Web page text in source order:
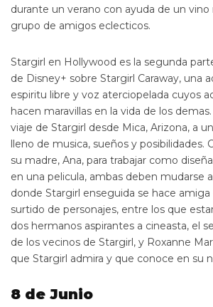
durante un verano con ayuda de un vino
grupo de amigos eclecticos.
Stargirl en Hollywood es la segunda
de Disney+ sobre Stargirl Caraway, una
espiritu libre y voz aterciopelada cuyos
hacen maravillas en la vida de los
viaje de Stargirl desde Mica, Arizona, a
lleno de musica, sueños y posibilidades.
su madre, Ana, para trabajar como
en una pelicula, ambas deben mudarse
donde Stargirl enseguida se hace
surtido de personajes, entre los que
dos hermanos aspirantes a cineasta, el
de los vecinos de Stargirl, y Roxanne
que Stargirl admira y que conoce en su
8 de Junio